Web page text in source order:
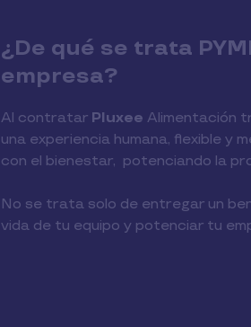
¿De qué se trata
empresa?
Al contratar Pluxee Alimentación
una experiencia humana, flexible y
con el bienestar, potenciando la
No se trata solo de entregar un
vida de tu equipo y potenciar tu